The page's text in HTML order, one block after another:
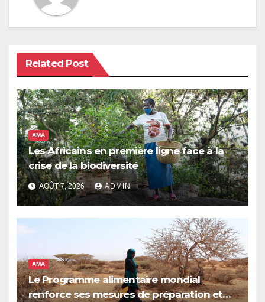
Related Post
AMA
Les Africains en première ligne face à la
crise de la biodiversité
AOÛT 7, 2026 ADMIN
AMA
Le Programme alimentaire mondial
renforce ses mesures de préparation et